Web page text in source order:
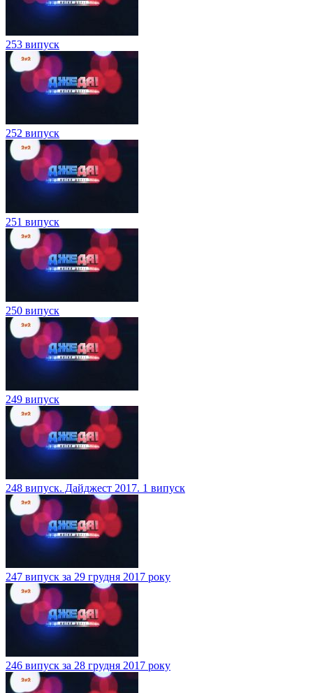
253 випуск
252 випуск
251 випуск
250 випуск
249 випуск
248 випуск. Дайджест 2017. 1 випуск
247 випуск за 29 грудня 2017 року
246 випуск за 28 грудня 2017 року